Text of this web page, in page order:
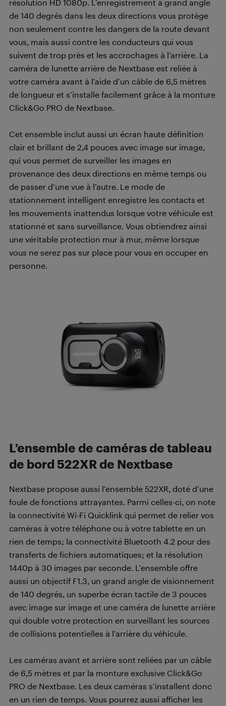
résolution HD 1080p. L’enregistrement à grand angle
de 140 degrés dans les deux directions vous protège
non seulement contre les dangers de la route devant
vous, mais aussi contre les conducteurs qui vous
suivent de trop près et les accrochages à l’arrière. La
caméra de lunette arrière de Nextbase est reliée à
votre caméra avant à l’aide d’un câble de 6,5 mètres
de longueur et s’installe facilement grâce à la monture
Click&Go PRO de Nextbase.
Cet ensemble inclut aussi un écran haute définition
clair et brillant de 2,4 pouces avec image sur image,
qui vous permet de surveiller les images en
provenance des deux directions en même temps ou
de passer d’une vue à l’autre. Le mode de
stationnement intelligent enregistre les contacts et
les mouvements inattendus lorsque votre véhicule est
stationné et sans surveillance. Vous obtiendrez ainsi
une véritable protection mur à mur, même lorsque
vous ne serez pas sur place pour vous en occuper en
personne.
L’ensemble de caméras de tableau
de bord 522XR de Nextbase
Nextbase propose aussi l’ensemble 522XR, doté d’une
foule de fonctions attrayantes. Parmi celles-ci, on note
la connectivité Wi-Fi Quicklink qui permet de relier vos
caméras à votre téléphone ou à votre tablette en un
rien de temps; la connectivité Bluetooth 4.2 pour des
transferts de fichiers automatiques; et la résolution
1440p à 30 images par seconde. L’ensemble offre
aussi un objectif F1.3, un grand angle de visionnement
de 140 degrés, un superbe écran tactile de 3 pouces
avec image sur image et une caméra de lunette arrière
qui double votre protection en surveillant les sources
de collisions potentielles à l’arrière du véhicule.
Les caméras avant et arrière sont reliées par un câble
de 6,5 mètres et par la monture exclusive Click&Go
PRO de Nextbase. Les deux caméras s’installent donc
en un rien de temps. Vous pourrez aussi afficher les